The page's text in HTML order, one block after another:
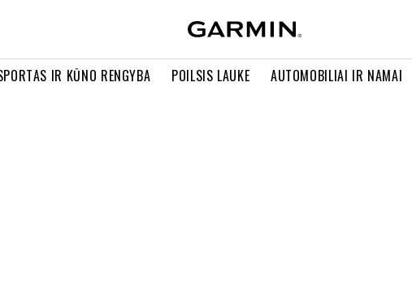
IR KŪNO RENGYBA POILSIS LAUKE AUTOMOBILIAI IR NAMAI